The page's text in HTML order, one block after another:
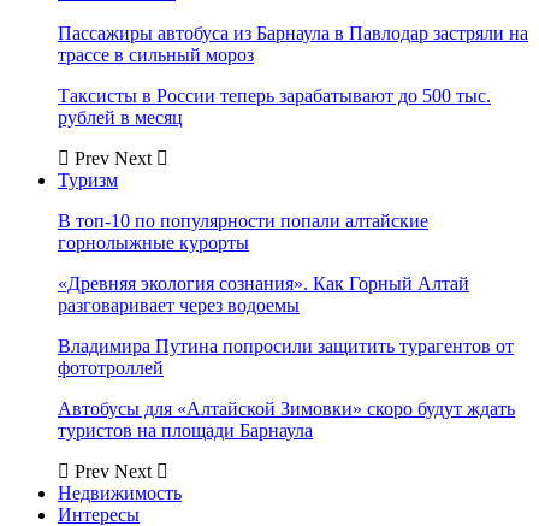
Пассажиры автобуса из Барнаула в Павлодар застряли на
трассе в сильный мороз
Таксисты в России теперь зарабатывают до 500 тыс.
рублей в месяц
Prev Next
Туризм
В топ-10 по популярности попали алтайские
горнолыжные курорты
«Древняя экология сознания». Как Горный Алтай
разговаривает через водоемы
Владимира Путина попросили защитить турагентов от
фототроллей
Автобусы для «Алтайской Зимовки» скоро будут ждать
туристов на площади Барнаула
Prev Next
Недвижимость
Интересы